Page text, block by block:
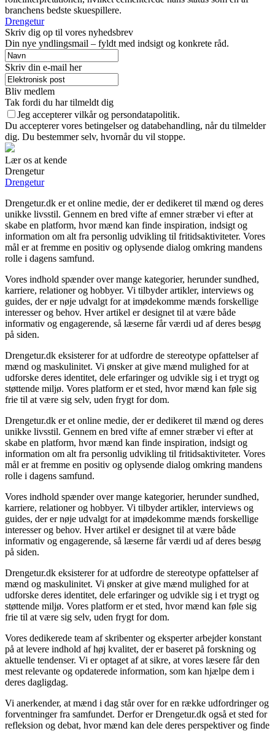
branchens bedste skuespillere.
Drengetur
Skriv dig op til vores nyhedsbrev
Din nye yndlingsmail – fyldt med indsigt og konkrete råd.
Skriv din e-mail her
Bliv medlem
Tak fordi du har tilmeldt dig
Jeg accepterer vilkår og persondatapolitik.
Du accepterer vores betingelser og databehandling, når du tilmelder
dig. Du bestemmer selv, hvornår du vil stoppe.
Lær os at kende
Drengetur
Drengetur
Drengetur.dk er et online medie, der er dedikeret til mænd og deres
unikke livsstil. Gennem en bred vifte af emner stræber vi efter at
skabe en platform, hvor mænd kan finde inspiration, indsigt og
information om alt fra personlig udvikling til fritidsaktiviteter. Vores
mål er at fremme en positiv og oplysende dialog omkring mandens
rolle i dagens samfund.
Vores indhold spænder over mange kategorier, herunder sundhed,
karriere, relationer og hobbyer. Vi tilbyder artikler, interviews og
guides, der er nøje udvalgt for at imødekomme mænds forskellige
interesser og behov. Hver artikel er designet til at være både
informativ og engagerende, så læserne får værdi ud af deres besøg
på siden.
Drengetur.dk eksisterer for at udfordre de stereotype opfattelser af
mænd og maskulinitet. Vi ønsker at give mænd mulighed for at
udforske deres identitet, dele erfaringer og udvikle sig i et trygt og
støttende miljø. Vores platform er et sted, hvor mænd kan føle sig
frie til at være sig selv, uden frygt for dom.
Drengetur.dk er et online medie, der er dedikeret til mænd og deres
unikke livsstil. Gennem en bred vifte af emner stræber vi efter at
skabe en platform, hvor mænd kan finde inspiration, indsigt og
information om alt fra personlig udvikling til fritidsaktiviteter. Vores
mål er at fremme en positiv og oplysende dialog omkring mandens
rolle i dagens samfund.
Vores indhold spænder over mange kategorier, herunder sundhed,
karriere, relationer og hobbyer. Vi tilbyder artikler, interviews og
guides, der er nøje udvalgt for at imødekomme mænds forskellige
interesser og behov. Hver artikel er designet til at være både
informativ og engagerende, så læserne får værdi ud af deres besøg
på siden.
Drengetur.dk eksisterer for at udfordre de stereotype opfattelser af
mænd og maskulinitet. Vi ønsker at give mænd mulighed for at
udforske deres identitet, dele erfaringer og udvikle sig i et trygt og
støttende miljø. Vores platform er et sted, hvor mænd kan føle sig
frie til at være sig selv, uden frygt for dom.
Vores dedikerede team af skribenter og eksperter arbejder konstant
på at levere indhold af høj kvalitet, der er baseret på forskning og
aktuelle tendenser. Vi er optaget af at sikre, at vores læsere får den
mest relevante og opdaterede information, som kan hjælpe dem i
deres dagligdag.
Vi anerkender, at mænd i dag står over for en række udfordringer og
forventninger fra samfundet. Derfor er Drengetur.dk også et sted for
refleksion og debat, hvor mænd kan dele deres perspektiver og finde